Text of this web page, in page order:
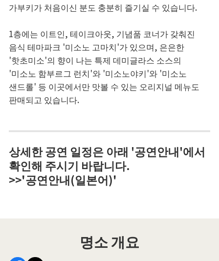
가부키가 처음이신 분도 충분히 즐기실 수 있습니다.
1층에는 이트인, 테이크아웃, 기념품 코너가 갖춰진
음식 테마파크 '미소노 고마치'가 있으며, 은은한
'핫초미소'의 향이 나는 특제 데미글라스 소스의
'미소노 함부르그 런치'와 '미소노야키'와 '미소노
샌드롤' 등 이곳에서만 맛볼 수 있는 오리지널 메뉴도
판매되고 있습니다.
상세한 공연 일정은 아래 '공연안내'에서
확인해 주시기 바랍니다.
>>'공연안내(일본어)'
명소 개요